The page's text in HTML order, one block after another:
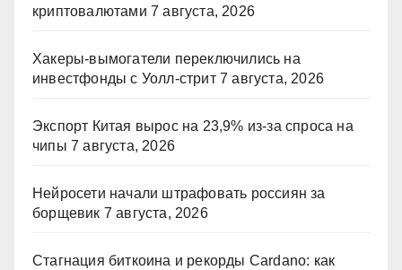
криптовалютами 7 августа, 2026
Хакеры-вымогатели переключились на
инвестфонды с Уолл-стрит 7 августа, 2026
Экспорт Китая вырос на 23,9% из-за спроса на
чипы 7 августа, 2026
Нейросети начали штрафовать россиян за
борщевик 7 августа, 2026
Стагнация биткоина и рекорды Cardano: как